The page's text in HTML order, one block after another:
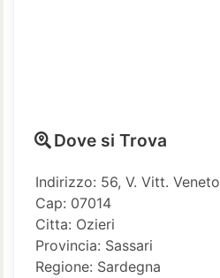
Dove si Trova
Indirizzo: 56, V. Vitt. Veneto
Cap: 07014
Citta: Ozieri
Provincia: Sassari
Regione: Sardegna